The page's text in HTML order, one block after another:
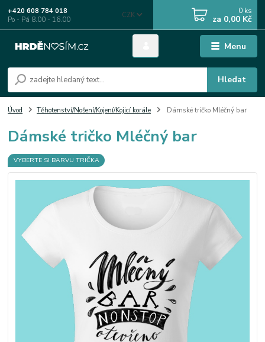
Menu
CZK
Hledat
+420 608 784 018
Po - Pá 8.00 - 16.00
0 ks
za 0,00 Kč
Úvod Těhotenství/Nošení/Kojení/Kojicí korále Dámské tričko Mléčný bar
Dámské tričko Mléčný bar
VYBERTE SI BARVU TRIČKA